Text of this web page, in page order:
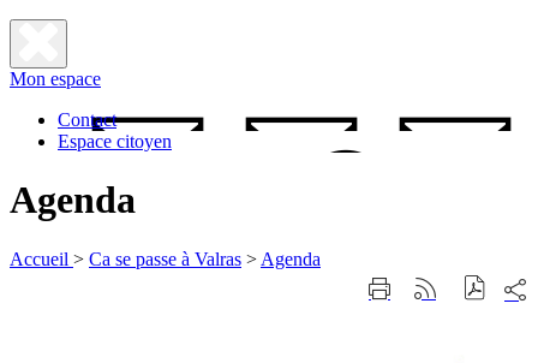
Fermer
la
Mon espace
Contact
Espace citoyen
Agenda
Accueil > Ca se passe à Valras > Agenda
ImprimerGénérer
sur